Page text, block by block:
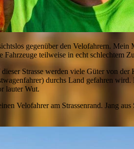
gegenüber den Velofahrern.
teilweise in echt schlechtem
Strasse werden viele Güter von
durchs Land gefahren
lauter Wut.
Velofahrer am Strassenrand. Jang